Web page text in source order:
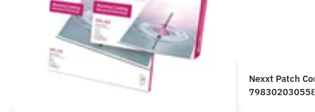
Nexxt Patch